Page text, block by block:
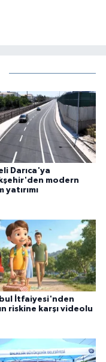
Darıca'ya
modern
yatırımı
İtfaiyesi'nden
riskine karşı videolu